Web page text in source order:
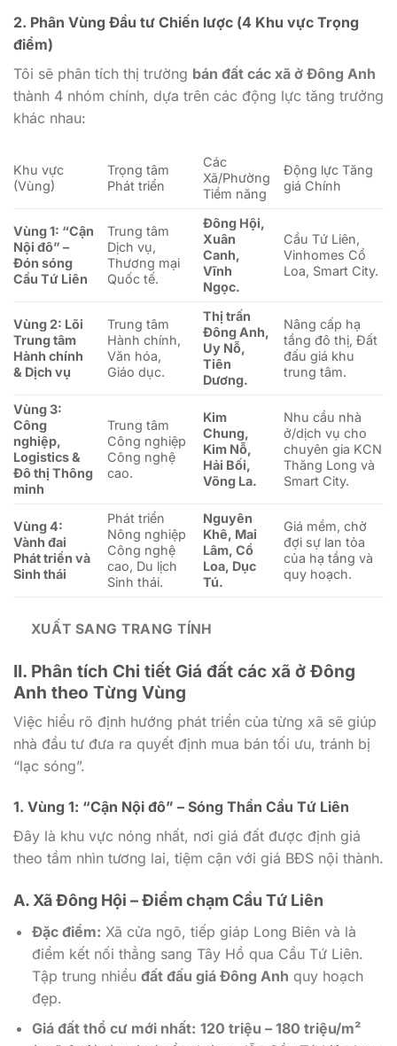
2. Phân Vùng Đầu tư Chiến lược (4 Khu vực Trọng
điểm)
Tôi sẽ phân tích thị trường bán đất các xã ở Đông Anh
thành 4 nhóm chính, dựa trên các động lực tăng trưởng
khác nhau:
Khu vực
(Vùng)
Trọng tâm
Phát triển
Các
Xã/Phường
Tiềm năng
Động lực Tăng
giá Chính
Vùng 1: “Cận
Nội đô” –
Đón sóng
Cầu Tứ Liên
Trung tâm
Dịch vụ,
Thương mại
Quốc tế.
Đông Hội,
Xuân
Canh,
Vĩnh
Ngọc.
Cầu Tứ Liên,
Vinhomes Cổ
Loa, Smart City.
Vùng 2: Lõi
Trung tâm
Hành chính
& Dịch vụ
Trung tâm
Hành chính,
Văn hóa,
Giáo dục.
Thị trấn
Đông Anh,
Uy Nỗ,
Tiên
Dương.
Nâng cấp hạ
tầng đô thị, Đất
đấu giá khu
trung tâm.
Vùng 3:
Công
nghiệp,
Logistics &
Đô thị Thông
minh
Trung tâm
Công nghiệp
Công nghệ
cao.
Kim
Chung,
Kim Nỗ,
Hải Bối,
Võng La.
Nhu cầu nhà
ở/dịch vụ cho
chuyên gia KCN
Thăng Long và
Smart City.
Vùng 4:
Vành đai
Phát triển và
Sinh thái
Phát triển
Nông nghiệp
Công nghệ
cao, Du lịch
Sinh thái.
Nguyên
Khê, Mai
Lâm, Cổ
Loa, Dục
Tú.
Giá mềm, chờ
đợi sự lan tỏa
của hạ tầng và
quy hoạch.
XUẤT SANG TRANG TÍNH
II. Phân tích Chi tiết Giá đất các xã ở Đông
Anh theo Từng Vùng
Việc hiểu rõ định hướng phát triển của từng xã sẽ giúp
nhà đầu tư đưa ra quyết định mua bán tối ưu, tránh bị
“lạc sóng”.
1. Vùng 1: “Cận Nội đô” – Sóng Thần Cầu Tứ Liên
Đây là khu vực nóng nhất, nơi giá đất được định giá
theo tầm nhìn tương lai, tiệm cận với giá BĐS nội thành.
A. Xã Đông Hội – Điểm chạm Cầu Tứ Liên
Đặc điểm: Xã cửa ngõ, tiếp giáp Long Biên và là
điểm kết nối thẳng sang Tây Hồ qua Cầu Tứ Liên.
Tập trung nhiều đất đấu giá Đông Anh quy hoạch
đẹp.
Giá đất thổ cư mới nhất: 120 triệu – 180 triệu/m²